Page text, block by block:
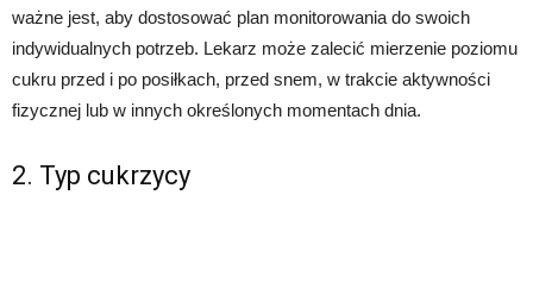
ważne jest, aby dostosować plan monitorowania do swoich
indywidualnych potrzeb. Lekarz może zalecić mierzenie poziomu
cukru przed i po posiłkach, przed snem, w trakcie aktywności
fizycznej lub w innych określonych momentach dnia.
2. Typ cukrzycy